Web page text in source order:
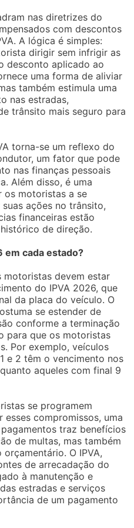
nas diretrizes do
com descontos
A lógica é simples:
dirigir sem infrigir as
desconto aplicado ao
uma forma de aliviar
também estimula uma
nas estradas,
trânsito mais seguro para
torna-se um reflexo do
um fator que pode
nas finanças pessoais
Além disso, é uma
os motoristas a se
ações no trânsito,
financeiras estão
de direção.
em cada estado?
motoristas devem estar
do IPVA 2026, que
da placa do veículo. O
se estender de
conforme a terminação
para que os motoristas
Por exemplo, veículos
e 2 têm o vencimento nos
aqueles com final 9
se programem
esses compromissos, uma
traz benefícios
de multas, mas também
O IPVA,
de arrecadação do
à manutenção e
estradas e serviços
de um pagamento